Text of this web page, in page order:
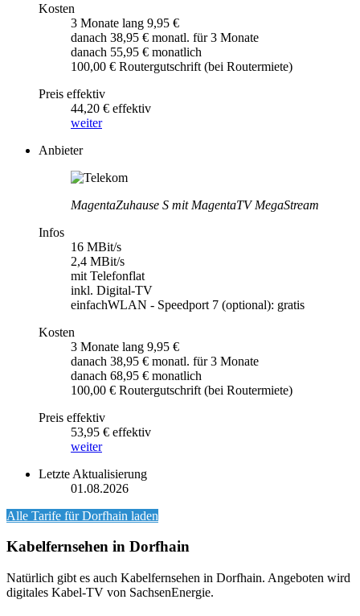
Kosten
3 Monate lang 9,95 €
danach 38,95 € monatl. für 3 Monate
danach 55,95 € monatlich
100,00 € Routergutschrift (bei Routermiete)
Preis effektiv
44,20 € effektiv
weiter
Anbieter
MagentaZuhause S mit MagentaTV MegaStream
Infos
16 MBit/s
2,4 MBit/s
mit Telefonflat
inkl. Digital-TV
einfachWLAN - Speedport 7 (optional): gratis
Kosten
3 Monate lang 9,95 €
danach 38,95 € monatl. für 3 Monate
danach 68,95 € monatlich
100,00 € Routergutschrift (bei Routermiete)
Preis effektiv
53,95 € effektiv
weiter
Letzte Aktualisierung
01.08.2026
Alle Tarife fürDorfhain laden
Kabelfernsehen in Dorfhain
Natürlich gibt es auch Kabelfernsehen in Dorfhain. Angeboten wird
digitales Kabel-TV von SachsenEnergie.